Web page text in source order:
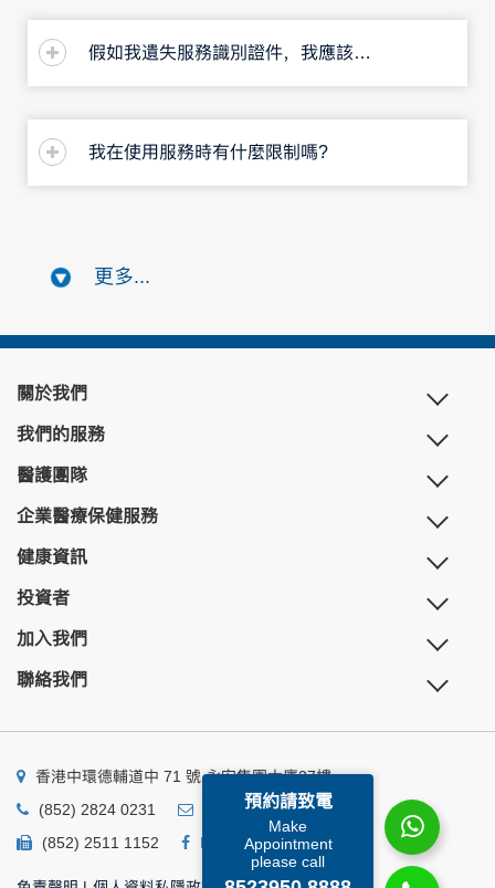
預約請致電
Make
Appointment
please call
假如我遺失服務識別證件，我應該怎麼做？
我在使用服務時有什麼限制嗎?
更多...
關於我們
我們的服務
醫護團隊
企業醫療保健服務
健康資訊
投資者
加入我們
聯絡我們
香港中環德輔道中 71 號 永安集團大廈27樓
(852) 2824 0231
business@ump.com.hk
(852) 2511 1152
Facebook Linkedin